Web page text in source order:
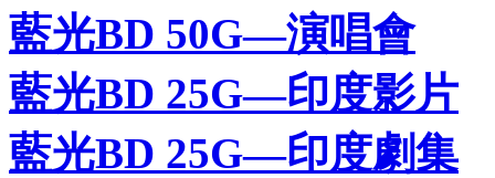
藍光BD 50G—演唱會
藍光BD 25G—印度影片
藍光BD 25G—印度劇集